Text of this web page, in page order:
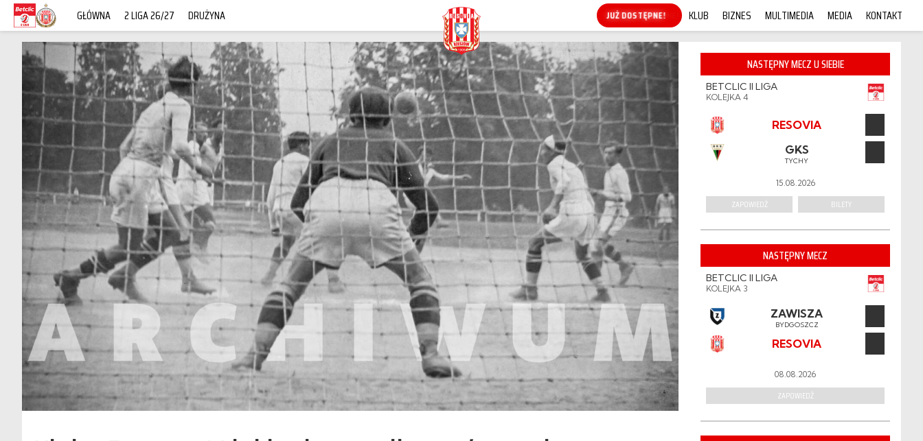
GŁÓWNA 2 LIGA 26/27 DRUŻYNA KUP ONLINE! KLUB BIZNES MULTIMEDIA MEDIA KONTAKT
NASTĘPNY MECZ U SIEBIE
BETCLIC II LIGA
KOLEJKA 4
RESOVIA
GKS
TYCHY
15.08.2026
ZAPOWIEDŹ BILETY
NASTĘPNY MECZ
BETCLIC II LIGA
KOLEJKA 3
ZAWISZA
BYDGOSZCZ
RESOVIA
08.08.2026
ZAPOWIEDŹ